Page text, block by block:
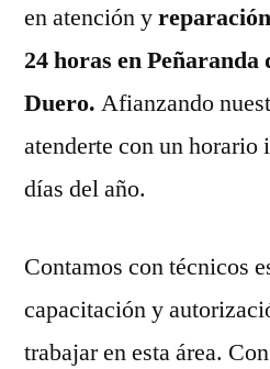
en atención y
24 horas en Peñaranda
Duero. Afianzando
atenderte con un horario
días del año.
Contamos con técnicos
capacitación y
trabajar en esta área.